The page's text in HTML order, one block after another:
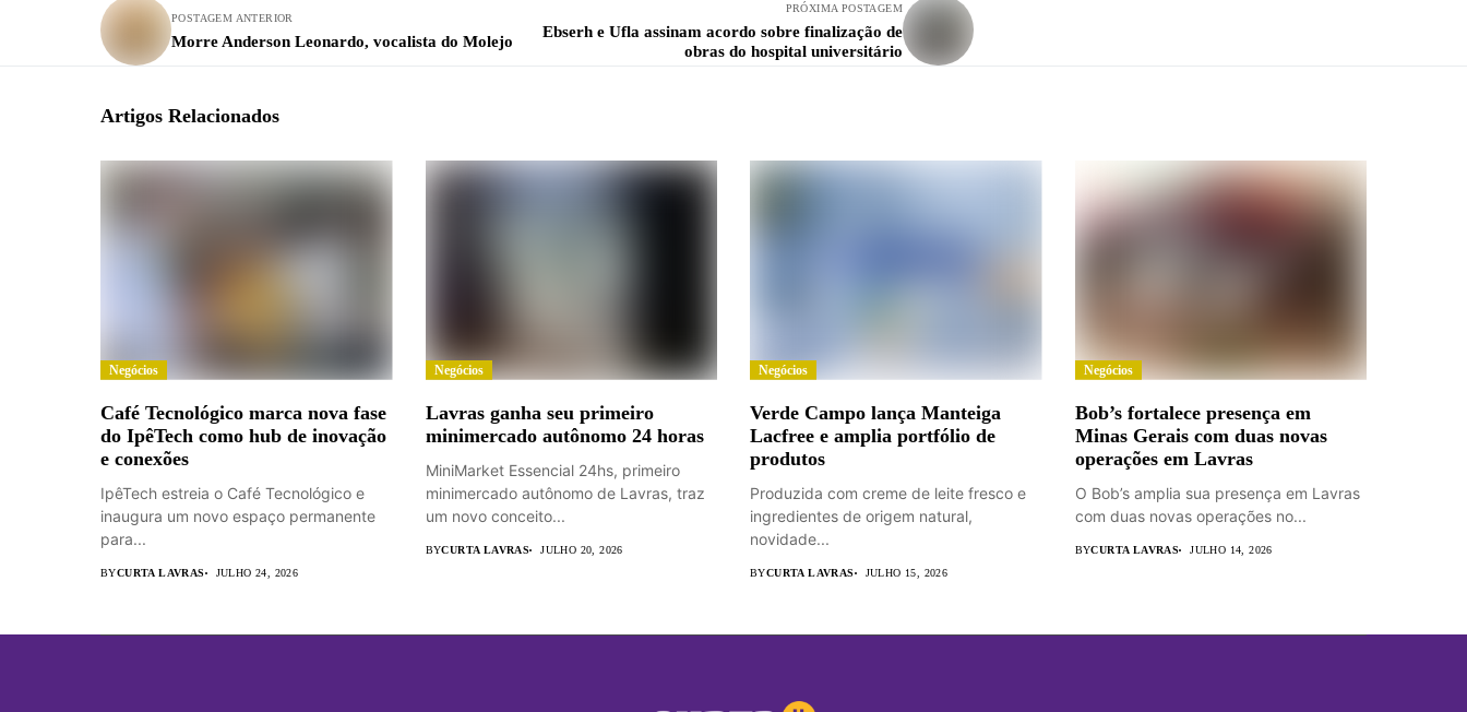
POSTAGEM ANTERIOR
Morre Anderson Leonardo, vocalista do Molejo
PRÓXIMA POSTAGEM
Ebserh e Ufla assinam acordo sobre finalização de
obras do hospital universitário
Artigos Relacionados
Negócios
Café Tecnológico marca nova fase
do IpêTech como hub de inovação
e conexões
IpêTech estreia o Café Tecnológico e
inaugura um novo espaço permanente
para...
BYCURTA LAVRAS JULHO 24, 2026
Negócios
Lavras ganha seu primeiro
minimercado autônomo 24 horas
MiniMarket Essencial 24hs, primeiro
minimercado autônomo de Lavras, traz
um novo conceito...
BYCURTA LAVRAS JULHO 20, 2026
Negócios
Verde Campo lança Manteiga
Lacfree e amplia portfólio de
produtos
Produzida com creme de leite fresco e
ingredientes de origem natural,
novidade...
BYCURTA LAVRAS JULHO 15, 2026
Negócios
Bob’s fortalece presença em
Minas Gerais com duas novas
operações em Lavras
O Bob’s amplia sua presença em Lavras
com duas novas operações no...
BYCURTA LAVRAS JULHO 14, 2026